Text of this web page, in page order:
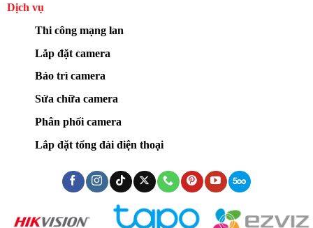
Dịch vụ
Thi công mạng lan
Lắp đặt camera
Bảo trì camera
Sửa chữa camera
Phân phối camera
Lắp đặt tổng đài điện thoại